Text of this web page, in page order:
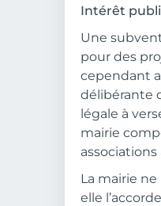
Intérêt
Une
pour des
cependant
délibérante
légale à
mairie
La mairie
elle